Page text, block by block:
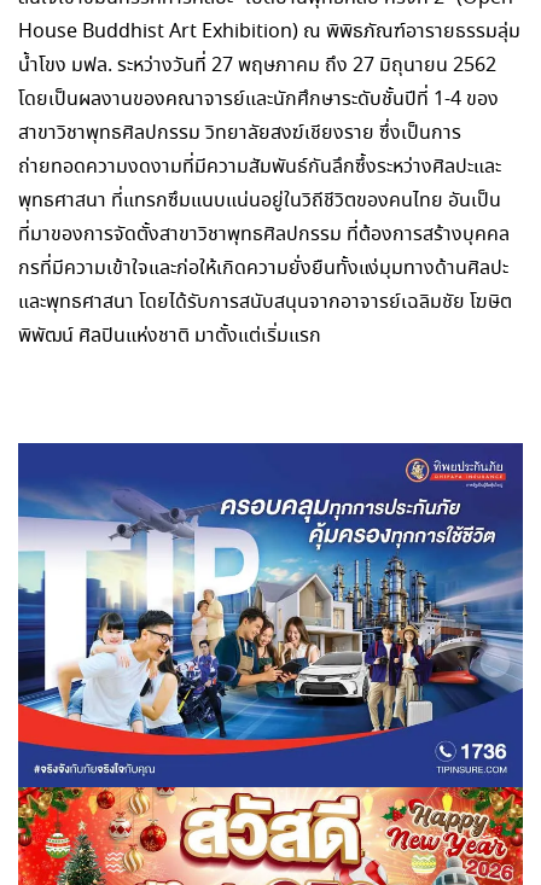
House Buddhist Art Exhibition) ณ พิพิธภัณฑ์อารายธรรมลุ่ม
น้ำโขง มฟล. ระหว่างวันที่ 27 พฤษภาคม ถึง 27 มิถุนายน 2562
โดยเป็นผลงานของคณาจารย์และนักศึกษาระดับชั้นปีที่ 1-4 ของ
สาขาวิชาพุทธศิลปกรรม วิทยาลัยสงฆ์เชียงราย ซึ่งเป็นการ
ถ่ายทอดความงดงามที่มีความสัมพันธ์กันลึกซึ้งระหว่างศิลปะและ
พุทธศาสนา ที่แทรกซึมแนบแน่นอยู่ในวิถีชีวิตของคนไทย อันเป็น
ที่มาของการจัดตั้งสาขาวิชาพุทธศิลปกรรม ที่ต้องการสร้างบุคคล
กรที่มีความเข้าใจและก่อให้เกิดความยั่งยืนทั้งแง่มุมทางด้านศิลปะ
และพุทธศาสนา โดยได้รับการสนับสนุนจากอาจารย์เฉลิมชัย โฆษิต
พิพัฒน์ ศิลปินแห่งชาติ มาตั้งแต่เริ่มแรก